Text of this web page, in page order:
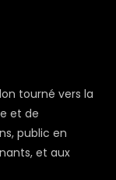
tourné vers la
et de
public en
et aux